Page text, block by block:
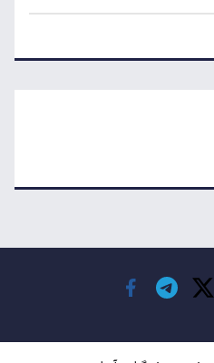
اتوبوس مشهد اعلام شد